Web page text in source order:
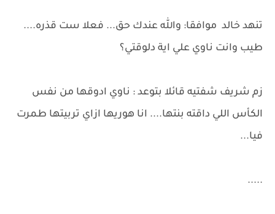
تنهد خالد موافقا: والله عندك حق... فعلا ست قذره....
طيب وانت ناوي علي اية دلوقتي؟
زم شريف شفتيه قائلا بتوعد : ناوي ادوقها من نفس
الكأس اللي داقته بنتها.... انا هوريها ازاي تربيتها طمرت
فيا...
.....